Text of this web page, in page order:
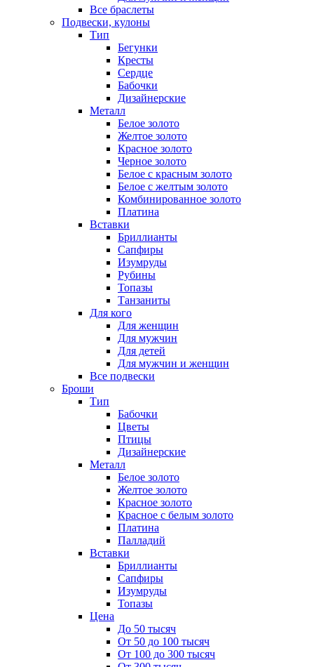
Все браслеты
Подвески, кулоны
Тип
Бегунки
Кресты
Сердце
Бабочки
Дизайнерские
Металл
Белое золото
Желтое золото
Красное золото
Черное золото
Белое с красным золото
Белое с желтым золото
Комбинированное золото
Платина
Вставки
Бриллианты
Сапфиры
Изумруды
Рубины
Топазы
Танзаниты
Для кого
Для женщин
Для мужчин
Для детей
Для мужчин и женщин
Все подвески
Броши
Тип
Бабочки
Цветы
Птицы
Дизайнерские
Металл
Белое золото
Желтое золото
Красное золото
Красное с белым золото
Платина
Палладий
Вставки
Бриллианты
Сапфиры
Изумруды
Топазы
Цена
До 50 тысяч
От 50 до 100 тысяч
От 100 до 300 тысяч